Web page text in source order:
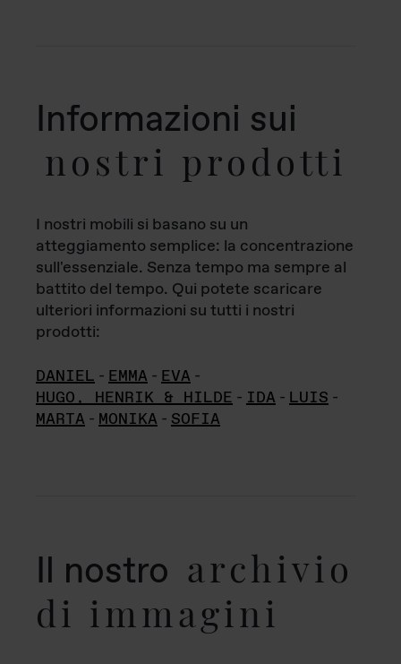
Informazioni sui
nostri prodotti
I nostri mobili si basano su un
atteggiamento semplice: la concentrazione
sull'essenziale. Senza tempo ma sempre al
battito del tempo. Qui potete scaricare
ulteriori informazioni su tutti i nostri
prodotti:
DANIEL - EMMA - EVA -
HUGO, HENRIK & HILDE - IDA - LUIS -
MARTA - MONIKA - SOFIA
Il nostro archivio
di immagini